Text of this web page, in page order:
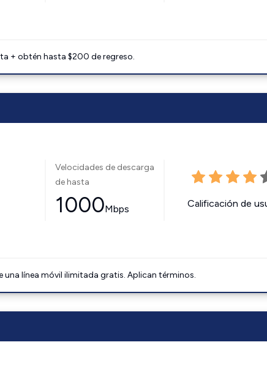
+ obtén hasta $200 de regreso.
Velocidades de descarga
de hasta
1000Mbps Calificación de
una línea móvil ilimitada gratis. Aplican términos.